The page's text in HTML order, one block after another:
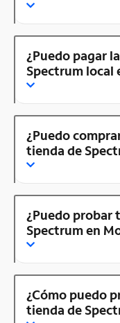
¿Puedo pagar
Spectrum local
¿Puedo
tienda de
¿Puedo probar
Spectrum en
¿Cómo puedo
tienda de